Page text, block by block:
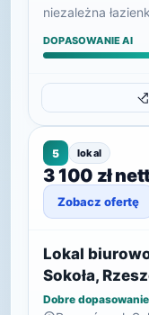
niezależna
DOPASOWANIE AI
5 lokal
3 100 zł
Zobacz ofertę
Lokal
Sokoła,
Dobre dopasowanie